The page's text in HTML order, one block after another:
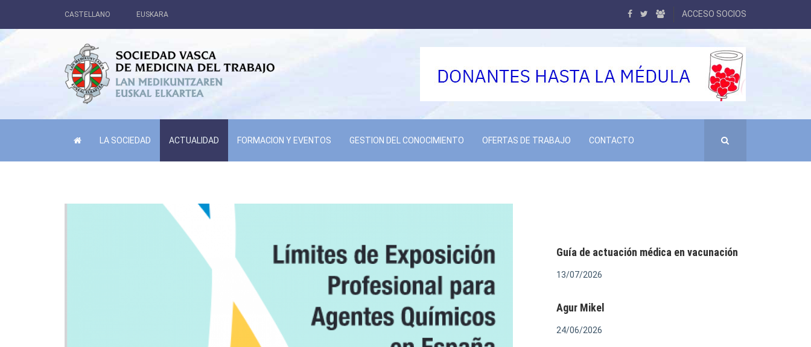
CASTELLANO EUSKARA ACCESO SOCIOS
LA SOCIEDAD ACTUALIDAD FORMACION Y EVENTOS GESTION DEL CONOCIMIENTO OFERTAS DE TRABAJO CONTACTO
Guía de actuación médica en vacunación
13/07/2026
Agur Mikel
24/06/2026